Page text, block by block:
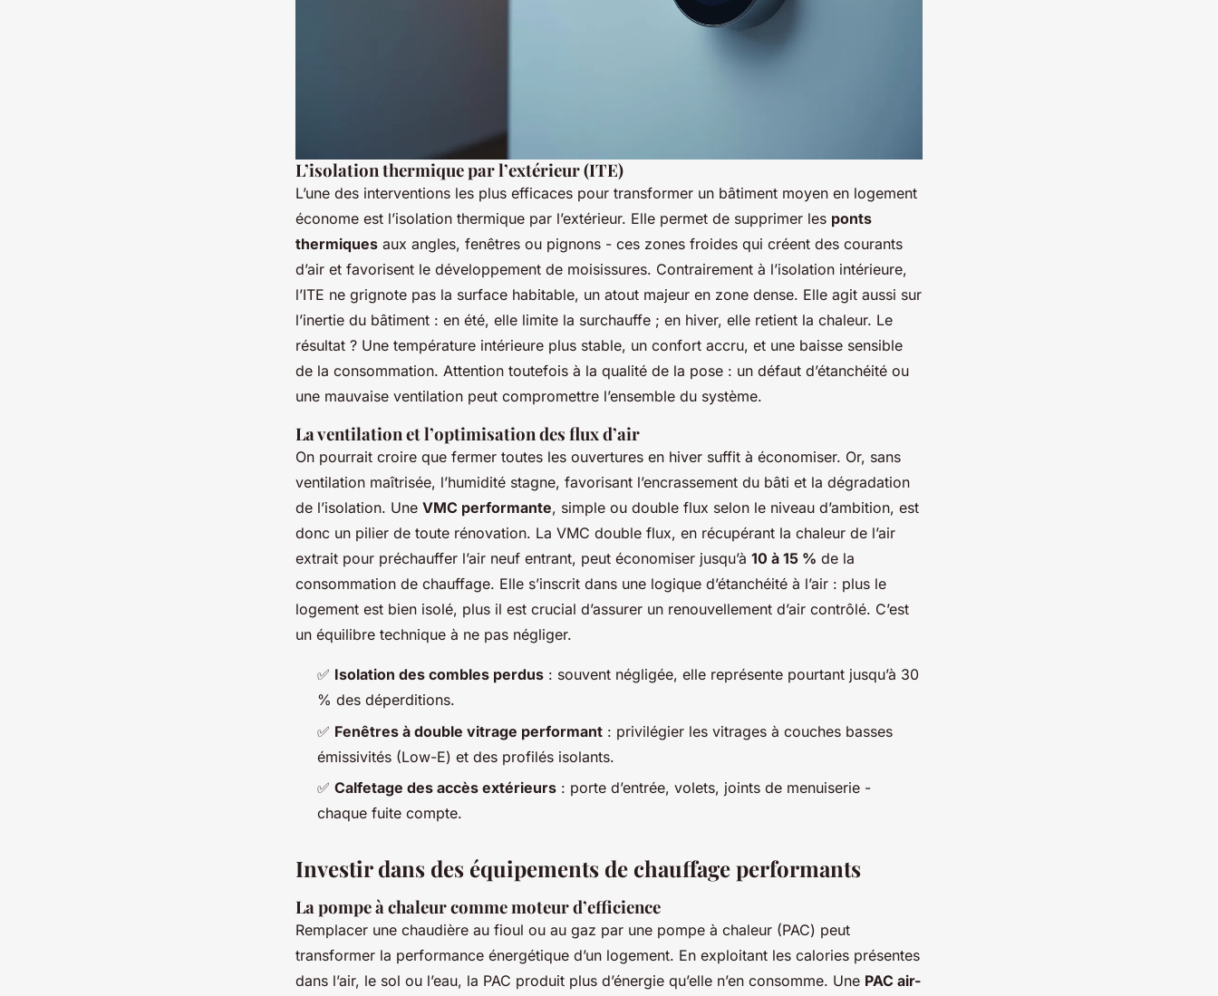
L’isolation thermique par l’extérieur (ITE)
L’une des interventions les plus efficaces pour transformer un bâtiment moyen en logement
économe est l’isolation thermique par l’extérieur. Elle permet de supprimer les ponts
thermiques aux angles, fenêtres ou pignons - ces zones froides qui créent des courants
d’air et favorisent le développement de moisissures. Contrairement à l’isolation intérieure,
l’ITE ne grignote pas la surface habitable, un atout majeur en zone dense. Elle agit aussi sur
l’inertie du bâtiment : en été, elle limite la surchauffe ; en hiver, elle retient la chaleur. Le
résultat ? Une température intérieure plus stable, un confort accru, et une baisse sensible
de la consommation. Attention toutefois à la qualité de la pose : un défaut d’étanchéité ou
une mauvaise ventilation peut compromettre l’ensemble du système.
La ventilation et l’optimisation des flux d’air
On pourrait croire que fermer toutes les ouvertures en hiver suffit à économiser. Or, sans
ventilation maîtrisée, l’humidité stagne, favorisant l’encrassement du bâti et la dégradation
de l’isolation. Une VMC performante, simple ou double flux selon le niveau d’ambition, est
donc un pilier de toute rénovation. La VMC double flux, en récupérant la chaleur de l’air
extrait pour préchauffer l’air neuf entrant, peut économiser jusqu’à 10 à 15 % de la
consommation de chauffage. Elle s’inscrit dans une logique d’étanchéité à l’air : plus le
logement est bien isolé, plus il est crucial d’assurer un renouvellement d’air contrôlé. C’est
un équilibre technique à ne pas négliger.
✅ Isolation des combles perdus : souvent négligée, elle représente pourtant jusqu’à 30
% des déperditions.
✅ Fenêtres à double vitrage performant : privilégier les vitrages à couches basses
émissivités (Low-E) et des profilés isolants.
✅ Calfetage des accès extérieurs : porte d’entrée, volets, joints de menuiserie -
chaque fuite compte.
Investir dans des équipements de chauffage performants
La pompe à chaleur comme moteur d’efficience
Remplacer une chaudière au fioul ou au gaz par une pompe à chaleur (PAC) peut
transformer la performance énergétique d’un logement. En exploitant les calories présentes
dans l’air, le sol ou l’eau, la PAC produit plus d’énergie qu’elle n’en consomme. Une PAC air-